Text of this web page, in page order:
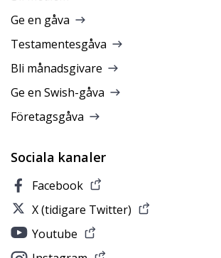
Ge en gåva
Testamentesgåva
Bli månadsgivare
Ge en Swish-gåva
Företagsgåva
Sociala kanaler
Facebook
X (tidigare Twitter)
Youtube